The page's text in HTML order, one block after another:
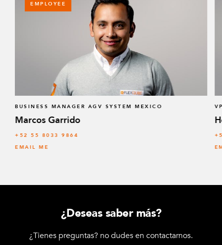
EMPLOYEE
BUSINESS MANAGER AGV SYSTEM MEXICO
Marcos Garrido
+52 55 8033 9864
EMAIL ME
¿Deseas saber más?
¿Tienes preguntas? no dudes en contactarnos.